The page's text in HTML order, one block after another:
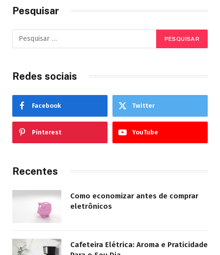
Pesquisar
Redes sociais
Facebook Twitter
Pinterest YouTube
Recentes
Como economizar antes de comprar
eletrônicos
Cafeteira Elétrica: Aroma e Praticidade